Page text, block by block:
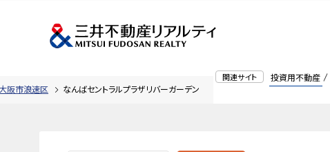
関連サイト 投資用不動産
阪市浪速区 なんばセントラルプラザリバーガーデン